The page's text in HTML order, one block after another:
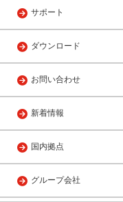
サポート
ダウンロード
お問い合わせ
新着情報
国内拠点
グループ会社